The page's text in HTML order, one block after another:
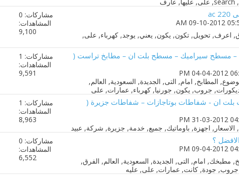
مشاركات: 0
المشاهدات:
9,100
– مسطح سيراميك – مسطح بلت ان – مطابخ تراست (
مشاركات: 1
المشاهدات:
9,591
ان - شفاطات بوتاجازات – شفاطات جزيرة (
مشاركات: 1
المشاهدات:
8,963
؟
مشاركات: 0
المشاهدات:
6,552